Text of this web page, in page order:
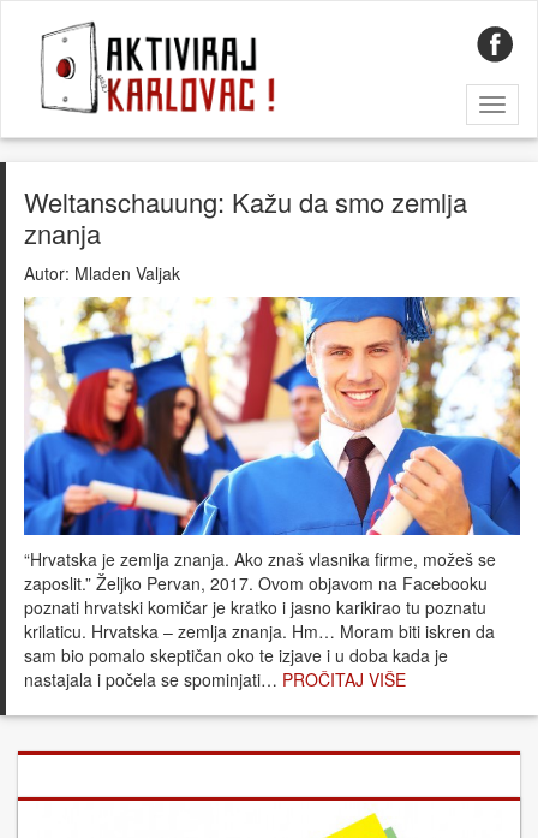
Weltanschauung: Kažu da smo zemlja
znanja
Autor: Mladen Valjak
“Hrvatska je zemlja znanja. Ako znaš vlasnika firme, možeš se
zaposlit.” Željko Pervan, 2017. Ovom objavom na Facebooku
poznati hrvatski komičar je kratko i jasno karikirao tu poznatu
krilaticu. Hrvatska – zemlja znanja. Hm… Moram biti iskren da
sam bio pomalo skeptičan oko te izjave i u doba kada je
nastajala i počela se spominjati… PROČITAJ VIŠE